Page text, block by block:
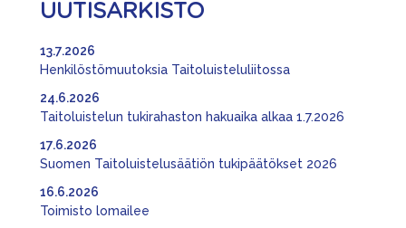
UUTISARKISTO
Henkilöstömuutoksia Taitoluisteluliitossa
13.7.2026
Taitoluistelun tukirahaston hakuaika alkaa 1.7.2026
24.6.2026
Suomen Taitoluistelusäätiön tukipäätökset 2026
17.6.2026
Toimisto lomailee
16.6.2026